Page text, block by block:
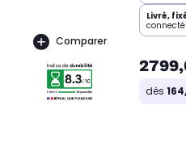
Comparer
Livré,
dès